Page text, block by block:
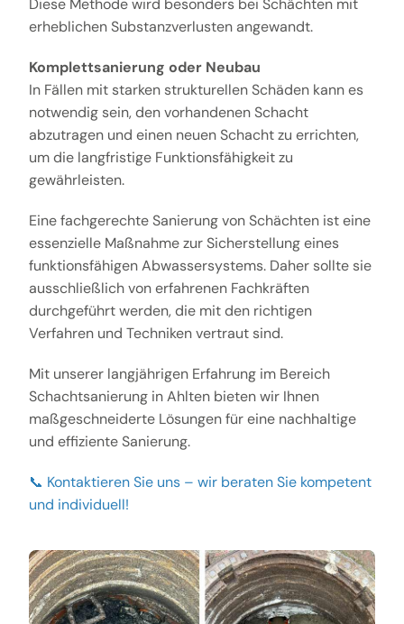
Diese Methode wird besonders bei Schächten mit
erheblichen Substanzverlusten angewandt.
Komplettsanierung oder Neubau
In Fällen mit starken strukturellen Schäden kann es
notwendig sein, den vorhandenen Schacht
abzutragen und einen neuen Schacht zu errichten,
um die langfristige Funktionsfähigkeit zu
gewährleisten.
Eine fachgerechte Sanierung von Schächten ist eine
essenzielle Maßnahme zur Sicherstellung eines
funktionsfähigen Abwassersystems. Daher sollte sie
ausschließlich von erfahrenen Fachkräften
durchgeführt werden, die mit den richtigen
Verfahren und Techniken vertraut sind.
Mit unserer langjährigen Erfahrung im Bereich
Schachtsanierung in Ahlten bieten wir Ihnen
maßgeschneiderte Lösungen für eine nachhaltige
und effiziente Sanierung.
📞 Kontaktieren Sie uns – wir beraten Sie kompetent
und individuell!